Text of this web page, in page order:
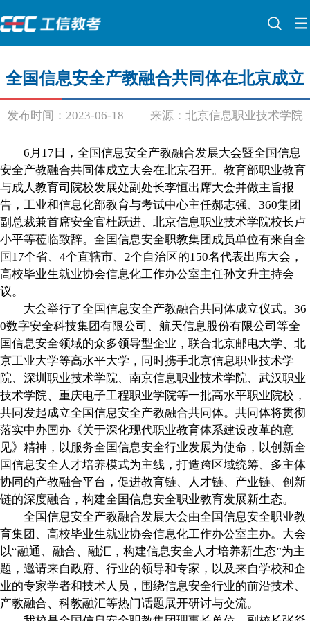
全国信息安全产教融合共同体在北京成立
发布时间：2023-06-18 来源：北京信息职业技术学院
6月17日，全国信息安全产教融合发展大会暨全国信息
安全产教融合共同体成立大会在北京召开。教育部职业教育
与成人教育司院校发展处副处长李恒出席大会并做主旨报
告，工业和信息化部教育与考试中心主任郝志强、360集团
副总裁兼首席安全官杜跃进、北京信息职业技术学院校长卢
小平等莅临致辞。全国信息安全职教集团成员单位有来自全
国17个省、4个直辖市、2个自治区的150名代表出席大会，
高校毕业生就业协会信息化工作办公室主任孙文升主持会
议。
大会举行了全国信息安全产教融合共同体成立仪式。36
0数字安全科技集团有限公司、航天信息股份有限公司等全
国信息安全领域的众多领导型企业，联合北京邮电大学、北
京工业大学等高水平大学，同时携手北京信息职业技术学
院、深圳职业技术学院、南京信息职业技术学院、武汉职业
技术学院、重庆电子工程职业学院等一批高水平职业院校，
共同发起成立全国信息安全产教融合共同体。共同体将贯彻
落实中办国办《关于深化现代职业教育体系建设改革的意
见》精神，以服务全国信息安全行业发展为使命，以创新全
国信息安全人才培养模式为主线，打造跨区域统筹、多主体
协同的产教融合平台，促进教育链、人才链、产业链、创新
链的深度融合，构建全国信息安全职业教育发展新生态。
全国信息安全产教融合发展大会由全国信息安全职业教
育集团、高校毕业生就业协会信息化工作办公室主办。大会
以“融通、融合、融汇，构建信息安全人才培养新生态”为主
题，邀请来自政府、行业的领导和专家，以及来自学校和企
业的专家学者和技术人员，围绕信息安全行业的前沿技术、
产教融合、科教融汇等热门话题展开研讨与交流。